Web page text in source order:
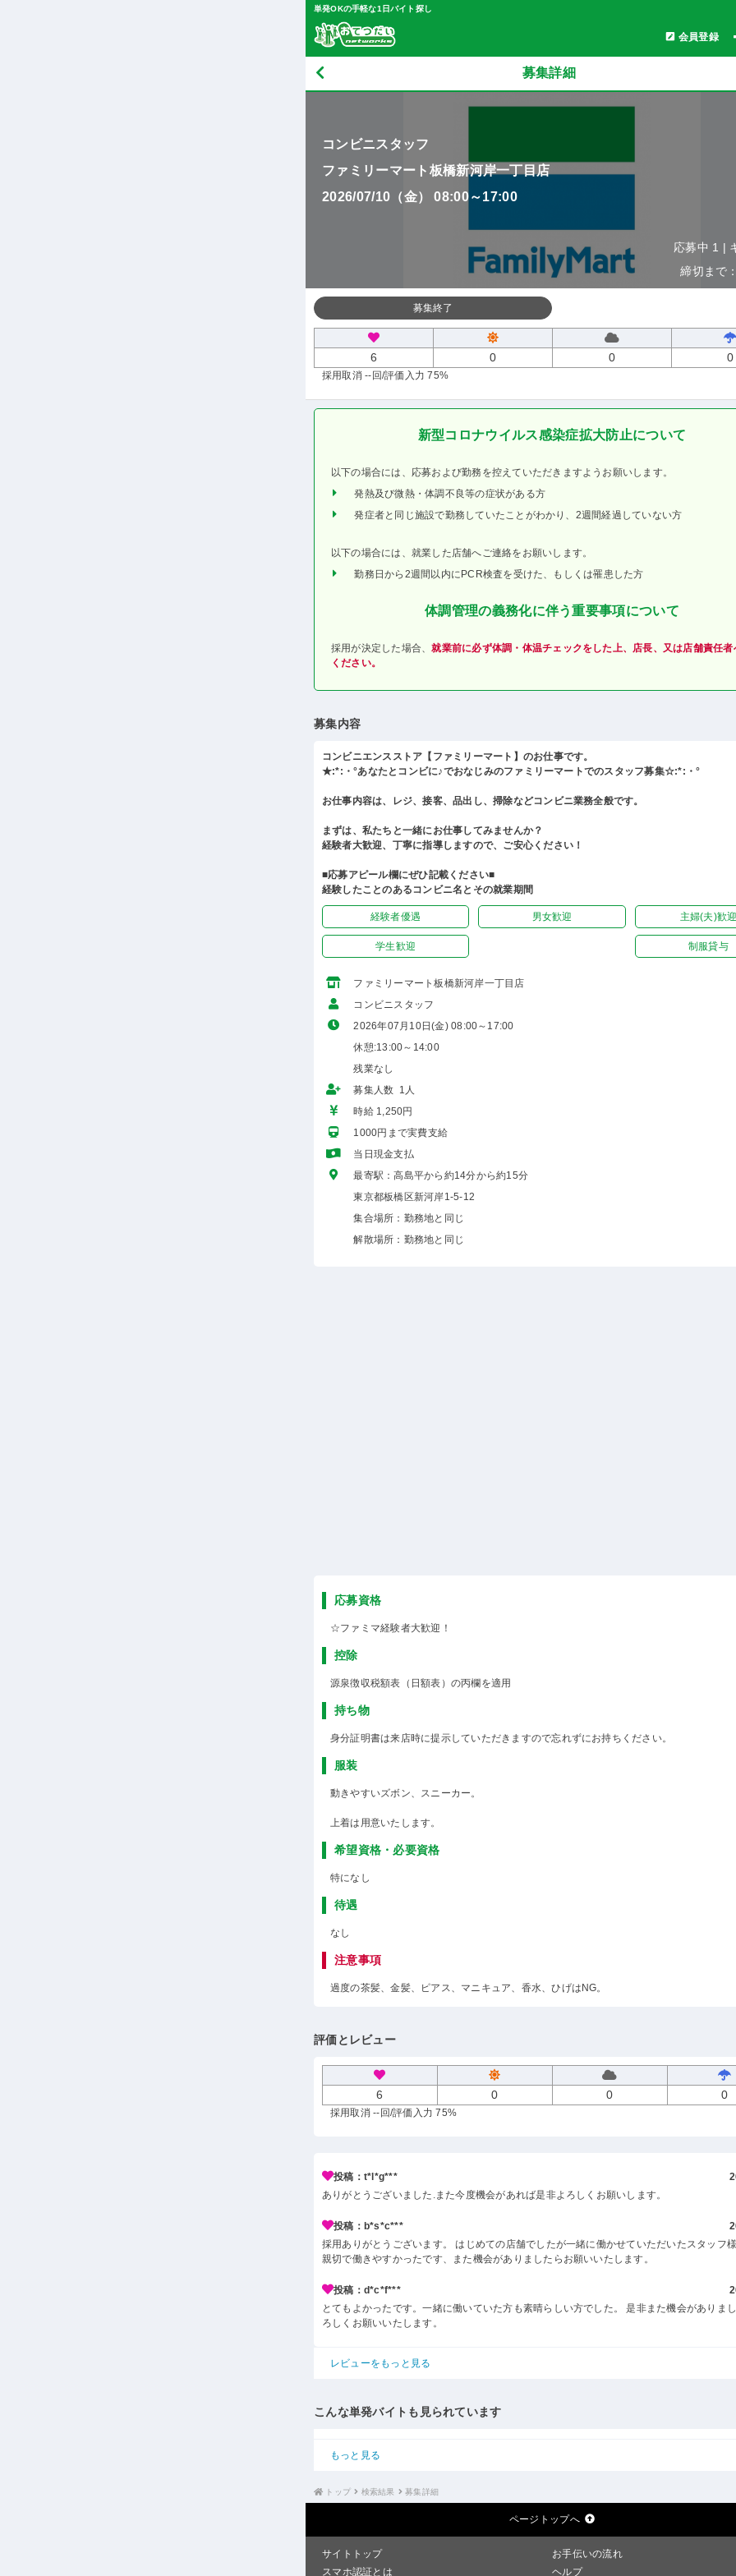
単発OKの手軽な1日バイト探し
会員登録
募集詳細
コンビニスタッフ
ファミリーマート板橋新河岸一丁目店
2026/07/10（金） 08:00～17:00
応募中 1 |
締切まで
募集終了
6 0 0 0
採用取消 --回/評価入力 75%
新型コロナウイルス感染症拡大防止について
以下の場合には、応募および勤務を控えていただきますようお願いします。
発熱及び微熱・体調不良等の症状がある方
発症者と同じ施設で勤務していたことがわかり、2週間経過していない方
以下の場合には、就業した店舗へご連絡をお願いします。
勤務日から2週間以内にPCR検査を受けた、もしくは罹患した方
体調管理の義務化に伴う重要事項について
採用が決定した場合、就業前に必ず体調・体温チェックをした上、店長、又は店舗責任者
ください。
募集内容
コンビニエンスストア【ファミリーマート】のお仕事です。
★:*:・°あなたとコンビに♪でおなじみのファミリーマートでのスタッフ募集☆:*:・°
お仕事内容は、レジ、接客、品出し、掃除などコンビニ業務全般です。
まずは、私たちと一緒にお仕事してみませんか？
経験者大歓迎、丁寧に指導しますので、ご安心ください！
■応募アピール欄にぜひ記載ください■
経験したことのあるコンビニ名とその就業期間
経験者優遇 男女歓迎 主婦(夫)歓
学生歓迎 制服貸与
ファミリーマート板橋新河岸一丁目店
コンビニスタッフ
2026年07月10日(金) 08:00～17:00
休憩:13:00～14:00
残業なし
募集人数 1人
時給 1,250円
1000円まで実費支給
当日現金支払
最寄駅：高島平から約14分から約15分
東京都板橋区新河岸1-5-12
集合場所：勤務地と同じ
解散場所：勤務地と同じ
応募資格
☆ファミマ経験者大歓迎！
控除
源泉徴収税額表（日額表）の丙欄を適用
持ち物
身分証明書は来店時に提示していただきますので忘れずにお持ちください。
服装
動きやすいズボン、スニーカー。
上着は用意いたします。
希望資格・必要資格
特になし
待遇
なし
注意事項
過度の茶髪、金髪、ピアス、マニキュア、香水、ひげはNG。
評価とレビュー
6 0 0 0
採用取消 --回/評価入力 75%
投稿：t*l*g***
ありがとうございました.また今度機会があれば是非よろしくお願いします。
投稿：b*s*c***
採用ありがとうございます。 はじめての店舗でしたが一緒に働かせていただいたスタッフ
親切で働きやすかったです、また機会がありましたらお願いいたします。
投稿：d*c*f***
とてもよかったです。一緒に働いていた方も素晴らしい方でした。 是非また機会がありま
ろしくお願いいたします。
レビューをもっと見る
こんな単発バイトも見られています
もっと見る
トップ 検索結果 募集詳細
ページトップへ
サイトトップ
お手伝いの流れ
スマホ認証とは
ヘルプ